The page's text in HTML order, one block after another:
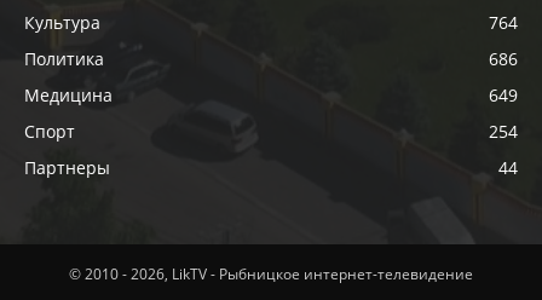
Культура
764
Политика
686
Медицина
649
Спорт
254
Партнеры
44
© 2010 - 2026, LikTV - Рыбницкое интернет-телевидение